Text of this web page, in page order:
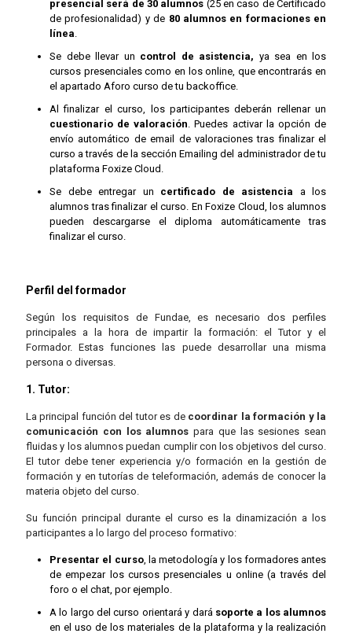
presencial será de 30 alumnos (25 en caso de Certificado
de profesionalidad) y de 80 alumnos en formaciones en
línea.
Se debe llevar un control de asistencia, ya sea en los
cursos presenciales como en los online, que encontrarás en
el apartado Aforo curso de tu backoffice.
Al finalizar el curso, los participantes deberán rellenar un
cuestionario de valoración. Puedes activar la opción de
envío automático de email de valoraciones tras finalizar el
curso a través de la sección Emailing del administrador de tu
plataforma Foxize Cloud.
Se debe entregar un certificado de asistencia a los
alumnos tras finalizar el curso. En Foxize Cloud, los alumnos
pueden descargarse el diploma automáticamente tras
finalizar el curso.
Perfil del formador
Según los requisitos de Fundae, es necesario dos perfiles
principales a la hora de impartir la formación: el Tutor y el
Formador. Estas funciones las puede desarrollar una misma
persona o diversas.
1. Tutor:
La principal función del tutor es de coordinar la formación y la
comunicación con los alumnos para que las sesiones sean
fluidas y los alumnos puedan cumplir con los objetivos del curso.
El tutor debe tener experiencia y/o formación en la gestión de
formación y en tutorías de teleformación, además de conocer la
materia objeto del curso.
Su función principal durante el curso es la dinamización a los
participantes a lo largo del proceso formativo:
Presentar el curso, la metodología y los formadores antes
de empezar los cursos presenciales u online (a través del
foro o el chat, por ejemplo.
A lo largo del curso orientará y dará soporte a los alumnos
en el uso de los materiales de la plataforma y la realización